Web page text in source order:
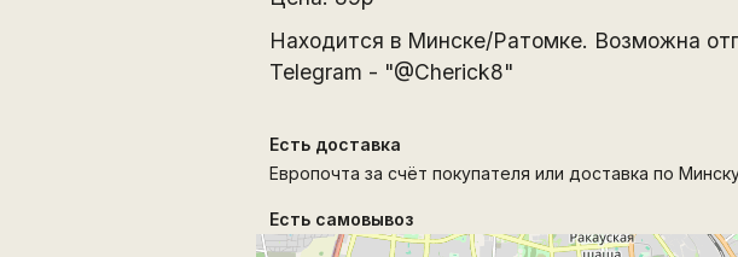
Находится в Минске/Ратомке. Возможна
Telegram - "@Cherick8"
Есть доставка
Европочта за счёт покупателя или доставка по
Есть самовывоз